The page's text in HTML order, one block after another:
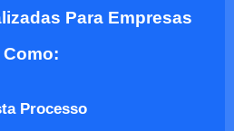
Para Empresas
Como:
Processo